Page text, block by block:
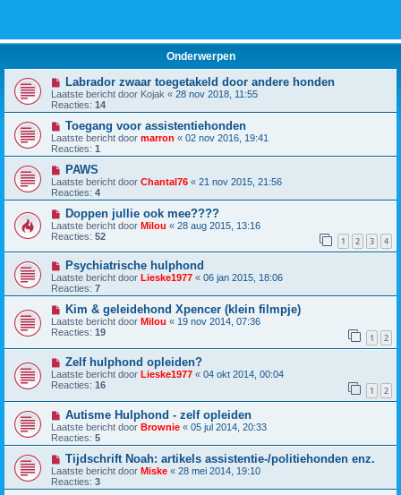
Onderwerpen
Labrador zwaar toegetakeld door andere honden
Laatste bericht door Kojak « 28 nov 2018, 11:55
Reacties: 14
Toegang voor assistentiehonden
Laatste bericht door marron « 02 nov 2016, 19:41
Reacties: 1
PAWS
Laatste bericht door Chantal76 « 21 nov 2015, 21:56
Reacties: 4
Doppen jullie ook mee????
Laatste bericht door Milou « 28 aug 2015, 13:16
Reacties: 52 1 2 3 4
Psychiatrische hulphond
Laatste bericht door Lieske1977 « 06 jan 2015, 18:06
Reacties: 7
Kim & geleidehond Xpencer (klein filmpje)
Laatste bericht door Milou « 19 nov 2014, 07:36
Reacties: 19 1 2
Zelf hulphond opleiden?
Laatste bericht door Lieske1977 « 04 okt 2014, 00:04
Reacties: 16 1 2
Autisme Hulphond - zelf opleiden
Laatste bericht door Brownie « 05 jul 2014, 20:33
Reacties: 5
Tijdschrift Noah: artikels assistentie-/politiehonden enz.
Laatste bericht door Miske « 28 mei 2014, 19:10
Reacties: 3